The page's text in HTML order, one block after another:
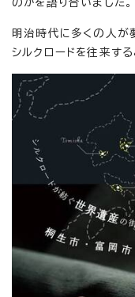
のかを語り合いました。
明治時代に多くの人が
シルクロードを往来する